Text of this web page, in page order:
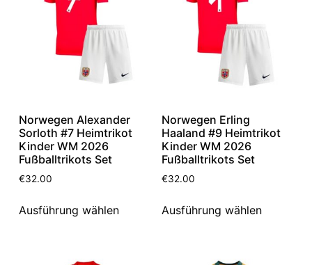
Norwegen Alexander
Sorloth #7 Heimtrikot
Kinder WM 2026
Fußballtrikots Set
€32.00
Ausführung wählen
Norwegen Erling
Haaland #9 Heimtrikot
Kinder WM 2026
Fußballtrikots Set
€32.00
Ausführung wählen